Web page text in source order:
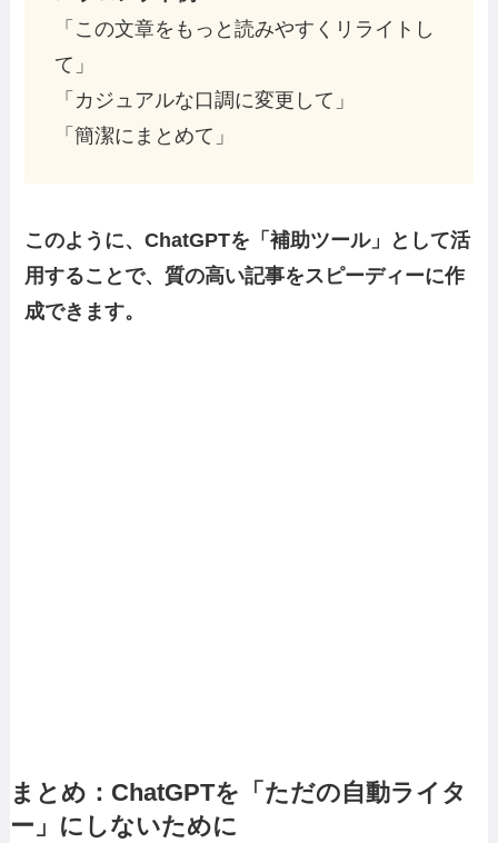
「この文章をもっと読みやすくリライトし
て」
「カジュアルな口調に変更して」
「簡潔にまとめて」
このように、ChatGPTを「補助ツール」として活
用することで、質の高い記事をスピーディーに作
成できます。
まとめ：ChatGPTを「ただの自動ライタ
ー」にしないために